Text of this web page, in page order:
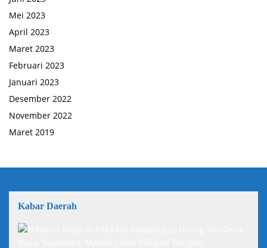
Mei 2023
April 2023
Maret 2023
Februari 2023
Januari 2023
Desember 2022
November 2022
Maret 2019
Kabar Daerah